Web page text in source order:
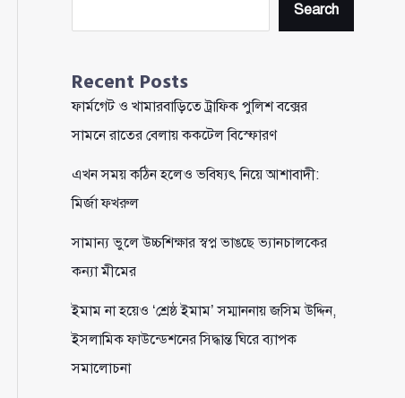
Search
Recent Posts
ফার্মগেট ও খামারবাড়িতে ট্রাফিক পুলিশ বক্সের
সামনে রাতের বেলায় ককটেল বিস্ফোরণ
এখন সময় কঠিন হলেও ভবিষ্যৎ নিয়ে আশাবাদী:
মির্জা ফখরুল
সামান্য ভুলে উচ্চশিক্ষার স্বপ্ন ভাঙছে ভ্যানচালকের
কন্যা মীমের
ইমাম না হয়েও ‘শ্রেষ্ঠ ইমাম’ সম্মাননায় জসিম উদ্দিন,
ইসলামিক ফাউন্ডেশনের সিদ্ধান্ত ঘিরে ব্যাপক
সমালোচনা